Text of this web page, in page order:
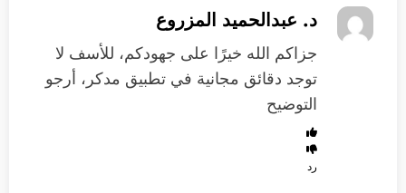
د. عبدالحميد المزروع
جزاكم الله خيرًا على جهودكم، للأسف لا
توجد دقائق مجانية في تطبيق مدكر، أرجو
التوضيح
رد